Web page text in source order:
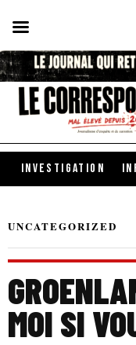
INVESTIGATION
UNCATEGORIZED
MOI SI